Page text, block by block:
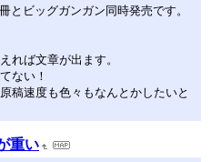
とビッグガンガン同時発売です。
れば文章が出ます。
ない！
稿速度も色々もなんとかしたいと
重い